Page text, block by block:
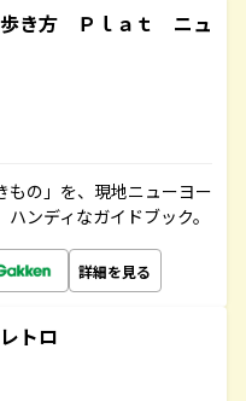
き方 Ｐｌａｔ ニュ
もの」を、現地ニューヨー
ンディなガイドブック。
詳細を見る
トロ